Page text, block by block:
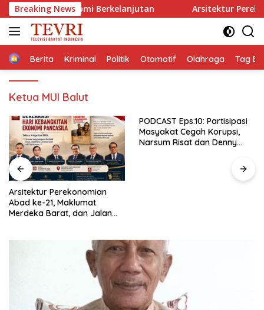
Langsung
ke
konten
Breaking News
Ekonomi Berkelanjutan Arsitektur Perekonomian
HomeBerita Kriminal Politik Otomotif Olahraga Tag
Ketua MUI Balut
PODCAST Eps.10: Partisipasi
Masyakat Cegah Korupsi,
Narsum Risat dan Denny
Susanto.SH